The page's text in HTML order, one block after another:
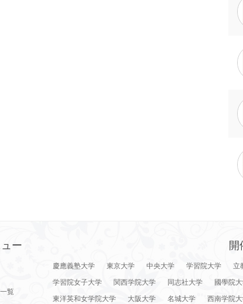
ー
覧
開
慶應義塾大学 東京大学 中央大学 学習院大学 立
学習院女子大学
関西学院大学 同志社大学 國學院
東洋英和女学院大学
大阪大学 名城大学 西南学院